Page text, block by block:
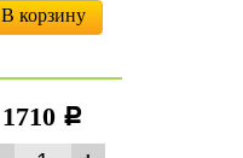
В корзину
1710 c